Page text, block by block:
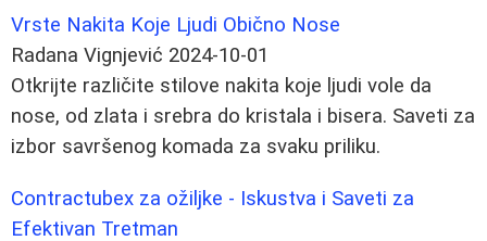
Vrste Nakita Koje Ljudi Obično Nose
Radana Vignjević 2024-10-01
Otkrijte različite stilove nakita koje ljudi vole da
nose, od zlata i srebra do kristala i bisera. Saveti za
izbor savršenog komada za svaku priliku.
Contractubex za ožiljke - Iskustva i Saveti za
Efektivan Tretman